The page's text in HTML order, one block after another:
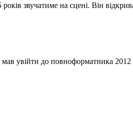
звучатиме на сцені. Він
увійти до повноформатника 2012